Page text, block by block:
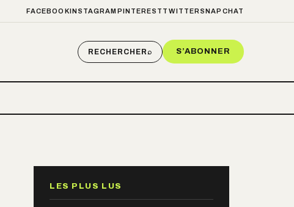
FACEBOOKINSTAGRAM PINTEREST TWITTER SNAPCHAT
RECHERCHER⌕ S’ABONNER
LES PLUS LUS